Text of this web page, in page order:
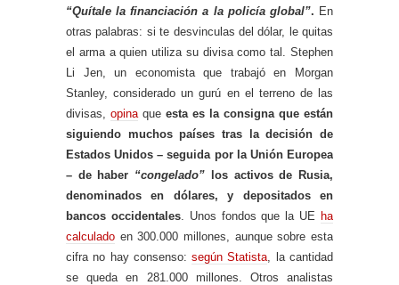
“Quítale la financiación a la policía global”. En
otras palabras: si te desvinculas del dólar, le quitas
el arma a quien utiliza su divisa como tal. Stephen
Li Jen, un economista que trabajó en Morgan
Stanley, considerado un gurú en el terreno de las
divisas, opina que esta es la consigna que están
siguiendo muchos países tras la decisión de
Estados Unidos – seguida por la Unión Europea
– de haber “congelado” los activos de Rusia,
denominados en dólares, y depositados en
bancos occidentales. Unos fondos que la UE ha
calculado en 300.000 millones, aunque sobre esta
cifra no hay consenso:según Statista , la cantidad
se queda en 281.000 millones. Otros analistas